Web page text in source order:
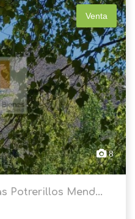
Venta
8
Potrerillos Mend...